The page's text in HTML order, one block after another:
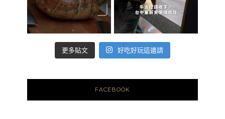
更多貼文 好吃好玩這邊請
FACEBOOK